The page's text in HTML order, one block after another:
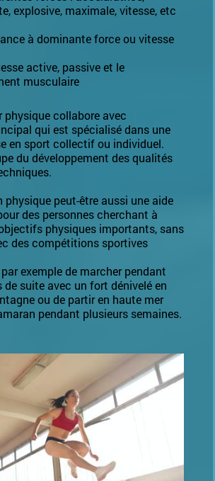
explosive, maximale, vitesse, etc
à dominante force ou vitesse
active, passive et le
musculaire
physique collabore avec
qui est spécialisé dans une
en sport collectif ou individuel.
du développement des qualités
physique peut-être aussi une aide
des personnes cherchant à
physiques importants, sans
des compétitions sportives
exemple de marcher pendant
de suite avec un fort dénivelé en
ou de partir en haute mer
pendant plusieurs semaines.